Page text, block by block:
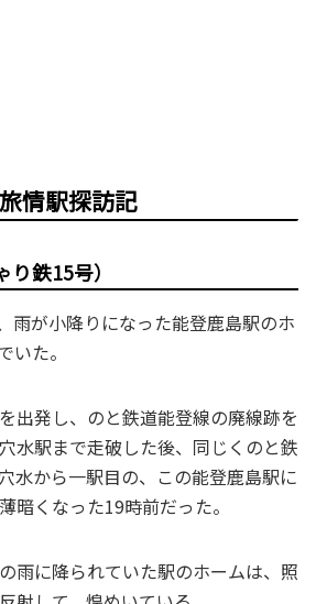
情駅探訪記
鉄15号）
雨が小降りになった能登鹿島駅のホ
いた。
出発し、のと鉄道能登線の廃線跡を
水駅まで走破した後、同じくのと鉄
水から一駅目の、この能登鹿島駅に
暗くなった19時前だった。
雨に降られていた駅のホームは、照